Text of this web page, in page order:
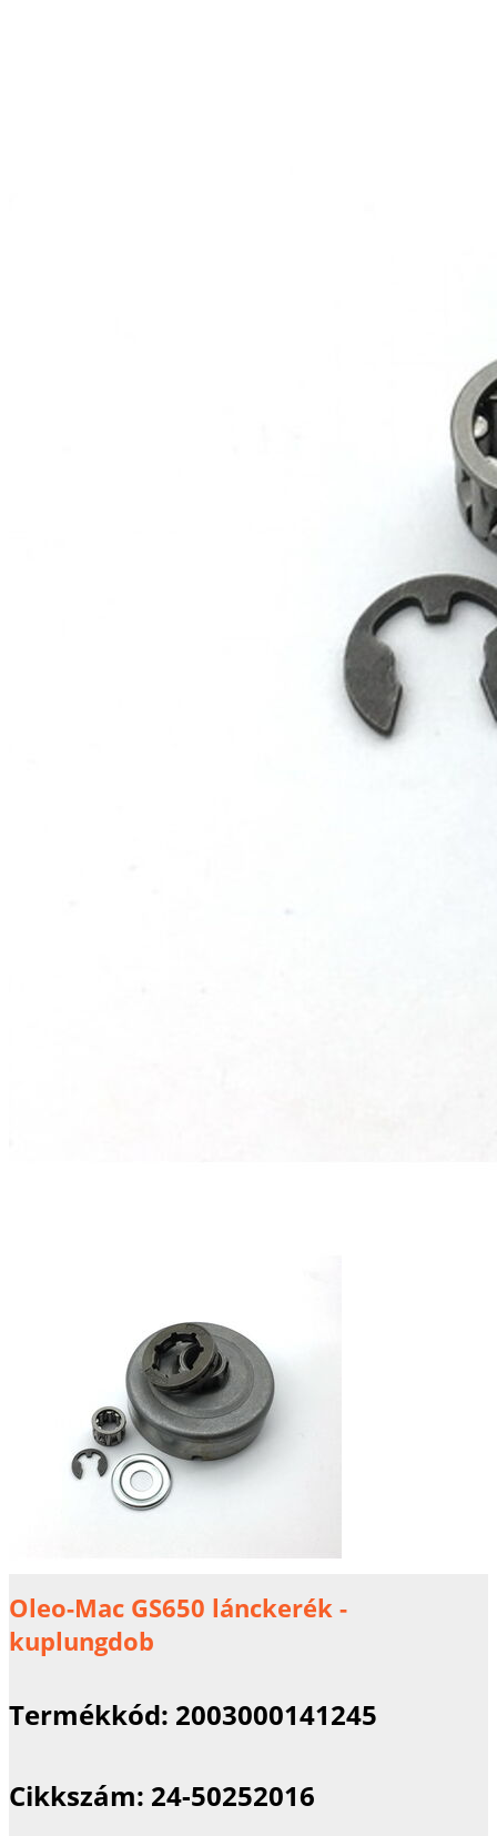
Oleo-Mac GS650 lánckerék -
kuplungdob
Termékkód: 2003000141245
Cikkszám: 24-50252016